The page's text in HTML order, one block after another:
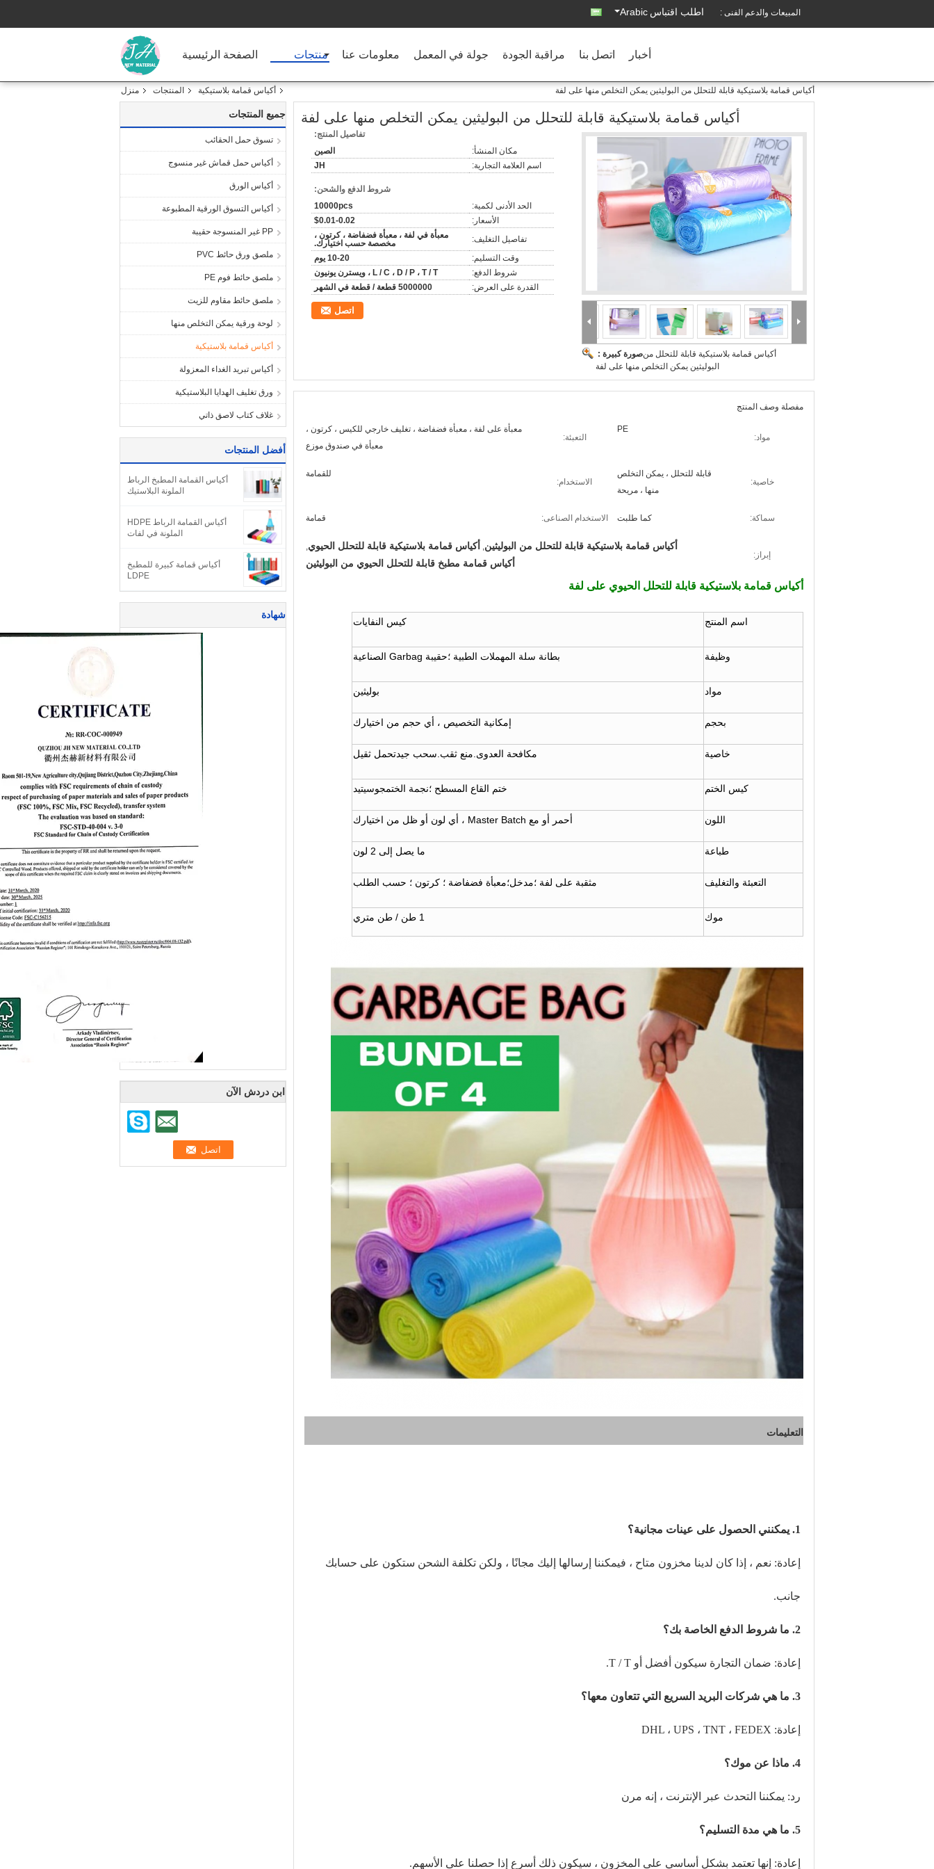
المبيعات والدعم الفنى : اطلب اقتباس Arabic
الصفحة الرئيسية منتجات معلومات عنا جولة في المعمل مراقبة الجودة اتصل بنا أخبار
منزل المنتجات أكياس قمامة بلاستيكية أكياس قمامة بلاستيكية قابلة للتحلل من البوليثين يمكن التخلص منها على لفة
جميع المنتجات
تسوق حمل الحقائب
أكياس حمل قماش غير منسوج
أكياس الورق
أكياس التسوق الورقية المطبوعة
PP غير المنسوجة حقيبة
ملصق ورق حائط PVC
ملصق حائط فوم PE
ملصق حائط مقاوم للزيت
لوحة ورقية يمكن التخلص منها
أكياس قمامة بلاستيكية
أكياس تبريد الغداء المعزولة
ورق تغليف الهدايا البلاستيكية
غلاف كتاب لاصق ذاتي
أفضل المنتجات
أكياس القمامة المطبخ الرباط
الملونة البلاستيك
أكياس القمامة الرباط HDPE
الملونة في لفات
أكياس قمامة كبيرة للمطبخ
LDPE
شهادة
ابن دردش الآن
أكياس قمامة بلاستيكية قابلة للتحلل من البوليثين يمكن التخلص منها على لفة
صورة كبيرة :أكياس قمامة بلاستيكية قابلة للتحلل من
البوليثين يمكن التخلص منها على لفة
تفاصيل المنتج:
مكان المنشأ:
الصين
اسم العلامة التجارية:
JH
شروط الدفع والشحن:
الحد الأدنى لكمية:
10000pcs
الأسعار:
$0.01-0.02
تفاصيل التغليف:
معبأة في لفة ، معبأة فضفاضة ، كرتون ،
مخصصة حسب اختيارك.
وقت التسليم:
10-20 يوم
شروط الدفع:
L / C ، D / P ، T / T ، ويسترن يونيون
القدرة على العرض:
5000000 قطعة / قطعة في الشهر
اتصل
مفصلة وصف المنتج
مواد:
PE
التعبئة:
معبأة على لفة ، معبأة فضفاضة ، تغليف خارجي للكيس ، كرتون ،
معبأة في صندوق موزع
خاصية:
قابلة للتحلل ، يمكن التخلص
منها ، مريحة
الاستخدام:
للقمامة
سماكة: كما طلبت الاستخدام الصناعى: قمامة
إبراز:
أكياس قمامة بلاستيكية قابلة للتحلل من البوليثين, أكياس قمامة بلاستيكية قابلة للتحلل الحيوي,
أكياس قمامة مطبخ قابلة للتحلل الحيوي من البوليثين
أكياس قمامة بلاستيكية قابلة للتحلل الحيوي على لفة
اسم المنتج كيس النفايات
وظيفة بطانة سلة المهملات الطبية ؛حقيبة Garbag الصناعية
مواد بوليثين
بحجم إمكانية التخصيص ، أي حجم من اختيارك
خاصية مكافحة العدوى.منع ثقب.سحب جيدتحمل ثقيل
كيس الختم ختم القاع المسطح ؛نجمة الختمجوسيتيد
اللون أحمر أو مع Master Batch ، أي لون أو ظل من اختيارك
طباعة ما يصل إلى 2 لون
التعبئة والتغليف مثقبة على لفة ؛مدخل؛معبأة فضفاضة ؛ كرتون ؛ حسب الطلب
موك 1 طن / طن متري
التعليمات
1. يمكنني الحصول على عينات مجانية؟
إعادة: نعم ، إذا كان لدينا مخزون متاح ، فيمكننا إرسالها إليك مجانًا ، ولكن تكلفة الشحن ستكون على حسابك
جانب.
2. ما شروط الدفع الخاصة بك؟
إعادة: ضمان التجارة سيكون أفضل أو T / T.
3. ما هي شركات البريد السريع التي تتعاون معها؟
إعادة: DHL ، UPS ، TNT ، FEDEX
4. ماذا عن موك؟
رد: يمكننا التحدث عبر الإنترنت ، إنه مرن
5. ما هي مدة التسليم؟
إعادة: إنها تعتمد بشكل أساسي على المخزون ، سيكون ذلك أسرع إذا حصلنا على الأسهم.